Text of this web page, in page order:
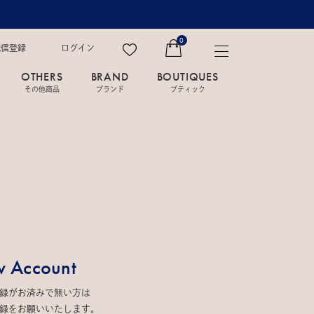
登録 ログイン
0
OTHERS
その他商品
BRAND
ブランド
BOUTIQUES
ブティック
Account
がお済みで無い方は
をお願いいたします。